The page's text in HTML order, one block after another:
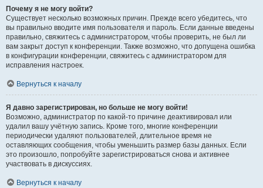
Почему я не могу войти?
Существует несколько возможных причин. Прежде всего убедитесь, что
вы правильно вводите имя пользователя и пароль. Если данные введены
правильно, свяжитесь с администратором, чтобы проверить, не был ли
вам закрыт доступ к конференции. Также возможно, что допущена ошибка
в конфигурации конференции, свяжитесь с администратором для
исправления настроек.
Вернуться к началу
Я давно зарегистрирован, но больше не могу войти!
Возможно, администратор по какой-то причине деактивировал или
удалил вашу учётную запись. Кроме того, многие конференции
периодически удаляют пользователей, длительное время не
оставляющих сообщения, чтобы уменьшить размер базы данных. Если
это произошло, попробуйте зарегистрироваться снова и активнее
участвовать в дискуссиях.
Вернуться к началу